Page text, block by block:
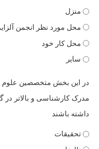
منزل
محل مورد نظر انجمن
محل کار خود
سایر
در این بخش متخصصین علوم
مدرک کارشناسی و بالاتر
داشته باشند
تحقیقات